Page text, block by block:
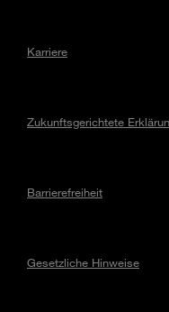
Karriere
Zukunftsgerichtete
Barrierefreiheit
Gesetzliche Hinweise